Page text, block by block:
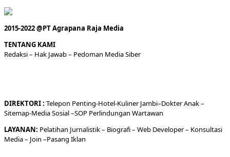
2015-2022 @PT Agrapana Raja Media
TENTANG KAMI
Redaksi– Hak Jawab – Pedoman Media Siber
DIREKTORI: Telepon Penting-Hotel-KulinerJambi–DokterAnak –
Sitemap-Media Sosial –SOP Perlindungan Wartawan
LAYANAN: Pelatihan Jurnalistik – Biografi– Web Developer– Konsultasi
Media– Join –Pasang Iklan